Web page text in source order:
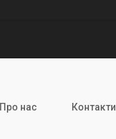
Про нас Контакти